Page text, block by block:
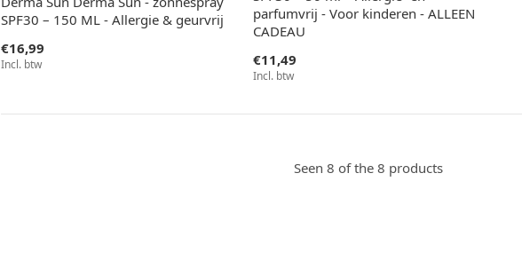
SPF30 – 150 ML - Allergie & geurvrij
€16,99
Incl. btw
parfumvrij - Voor kinderen - ALLEEN
CADEAU
€11,49
Incl. btw
Seen 8 of the 8 products